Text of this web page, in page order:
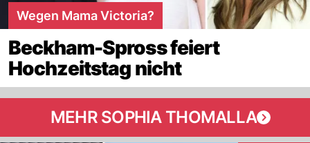
Wegen Mama Victoria?
Beckham-Spross feiert
Hochzeitstag nicht
MEHR SOPHIA THOMALLA